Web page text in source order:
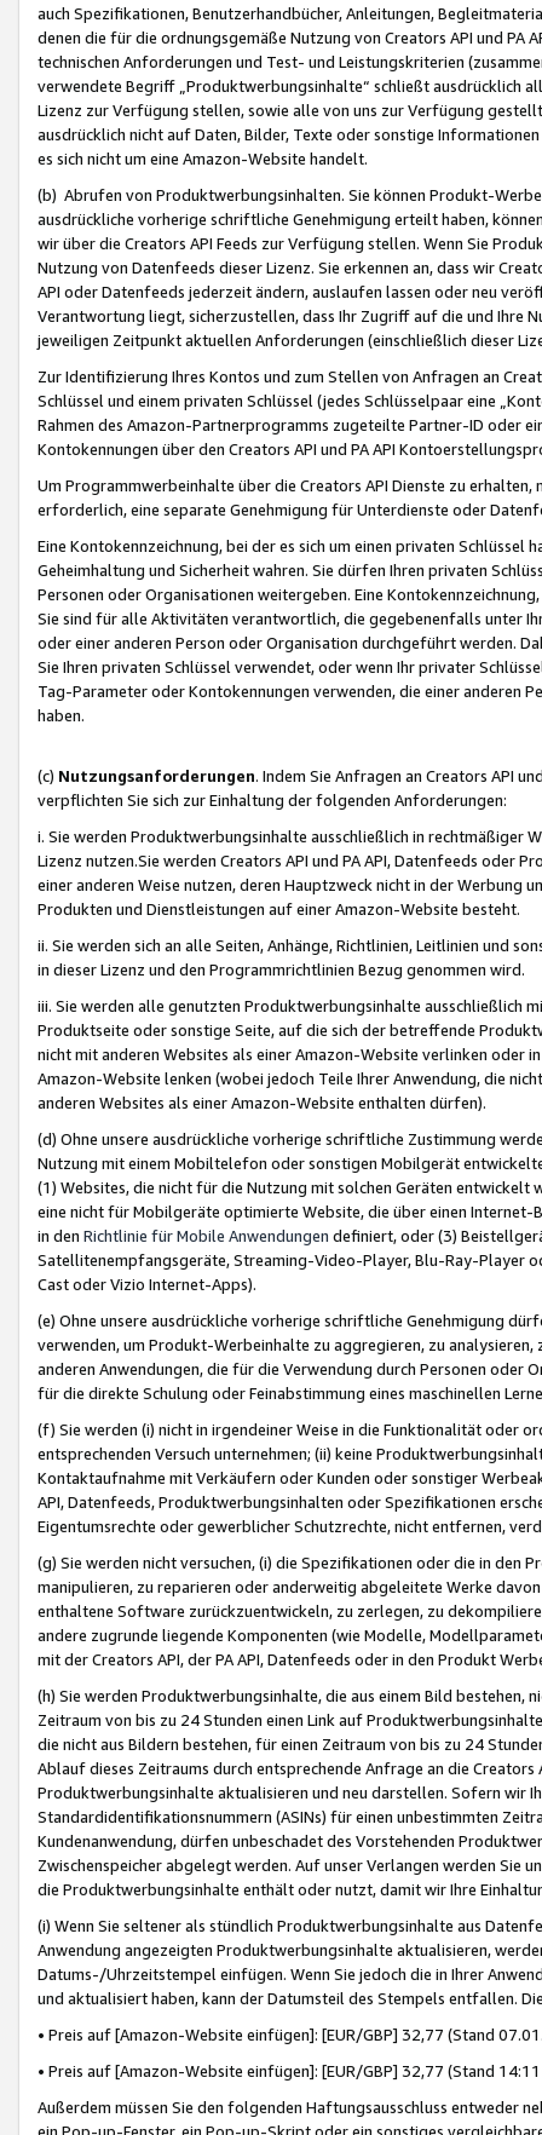
auch Spezifikationen, Benutzerhandbücher, Anleitungen,
denen die für die ordnungsgemäße Nutzung von Creators API und PA
technischen Anforderungen und Test- und Leistungskriterien
verwendete Begriff „Produktwerbungsinhalte“ schließt ausdrücklich
Lizenz zur Verfügung stellen, sowie alle von uns zur Verfügung
ausdrücklich nicht auf Daten, Bilder, Texte oder sonstige
es sich nicht um eine Amazon-Website handelt.
(b) Abrufen von Produktwerbungsinhalten. Sie können Produkt-
ausdrückliche vorherige schriftliche Genehmigung erteilt haben,
wir über die Creators API Feeds zur Verfügung stellen. Wenn Sie
Nutzung von Datenfeeds dieser Lizenz. Sie erkennen an, dass wir
API oder Datenfeeds jederzeit ändern, auslaufen lassen oder neu
Verantwortung liegt, sicherzustellen, dass Ihr Zugriff auf die und Ihre
jeweiligen Zeitpunkt aktuellen Anforderungen (einschließlich dieser
Zur Identifizierung Ihres Kontos und zum Stellen von Anfragen an
Schlüssel und einem privaten Schlüssel (jedes Schlüsselpaar eine
Rahmen des Amazon-Partnerprogramms zugeteilte Partner-ID oder
Kontokennungen über den Creators API und PA API
Um Programmwerbeinhalte über die Creators API Dienste zu
erforderlich, eine separate Genehmigung für Unterdienste oder
Eine Kontokennzeichnung, bei der es sich um einen privaten
Geheimhaltung und Sicherheit wahren. Sie dürfen Ihren privaten
Personen oder Organisationen weitergeben. Eine
Sie sind für alle Aktivitäten verantwortlich, die gegebenenfalls unter
oder einer anderen Person oder Organisation durchgeführt werden.
Sie Ihren privaten Schlüssel verwendet, oder wenn Ihr privater
Tag-Parameter oder Kontokennungen verwenden, die einer anderen
haben.
(c) Nutzungsanforderungen. Indem Sie Anfragen an Creators API
verpflichten Sie sich zur Einhaltung der folgenden Anforderungen:
i. Sie werden Produktwerbungsinhalte ausschließlich in rechtmäßiger
Lizenz nutzen.Sie werden Creators API und PA API, Datenfeeds oder
einer anderen Weise nutzen, deren Hauptzweck nicht in der Werbung
Produkten und Dienstleistungen auf einer Amazon-Website besteht.
ii. Sie werden sich an alle Seiten, Anhänge, Richtlinien, Leitlinien und
in dieser Lizenz und den Programmrichtlinien Bezug genommen wird.
iii. Sie werden alle genutzten Produktwerbungsinhalte ausschließlich
Produktseite oder sonstige Seite, auf die sich der betreffende
nicht mit anderen Websites als einer Amazon-Website verlinken oder
Amazon-Website lenken (wobei jedoch Teile Ihrer Anwendung, die
anderen Websites als einer Amazon-Website enthalten dürfen).
(d) Ohne unsere ausdrückliche vorherige schriftliche Zustimmung
Nutzung mit einem Mobiltelefon oder sonstigen Mobilgerät
(1) Websites, die nicht für die Nutzung mit solchen Geräten
eine nicht für Mobilgeräte optimierte Website, die über einen
in den Richtlinie für Mobile Anwendungen definiert, oder (3)
Satellitenempfangsgeräte, Streaming-Video-Player, Blu-Ray-Player
Cast oder Vizio Internet-Apps).
(e) Ohne unsere ausdrückliche vorherige schriftliche Genehmigung
verwenden, um Produkt-Werbeinhalte zu aggregieren, zu
anderen Anwendungen, die für die Verwendung durch Personen
für die direkte Schulung oder Feinabstimmung eines maschinellen
(f) Sie werden (i) nicht in irgendeiner Weise in die Funktionalität oder
entsprechenden Versuch unternehmen; (ii) keine
Kontaktaufnahme mit Verkäufern oder Kunden oder sonstiger
API, Datenfeeds, Produktwerbungsinhalten oder Spezifikationen
Eigentumsrechte oder gewerblicher Schutzrechte, nicht entfernen,
(g) Sie werden nicht versuchen, (i) die Spezifikationen oder die in
manipulieren, zu reparieren oder anderweitig abgeleitete Werke
enthaltene Software zurückzuentwickeln, zu zerlegen, zu
andere zugrunde liegende Komponenten (wie Modelle,
mit der Creators API, der PA API, Datenfeeds oder in den Produkt
(h) Sie werden Produktwerbungsinhalte, die aus einem Bild bestehen,
Zeitraum von bis zu 24 Stunden einen Link auf
die nicht aus Bildern bestehen, für einen Zeitraum von bis zu 24
Ablauf dieses Zeitraums durch entsprechende Anfrage an die
Produktwerbungsinhalte aktualisieren und neu darstellen. Sofern wir
Standardidentifikationsnummern (ASINs) für einen unbestimmten
Kundenanwendung, dürfen unbeschadet des Vorstehenden
Zwischenspeicher abgelegt werden. Auf unser Verlangen werden Sie
die Produktwerbungsinhalte enthält oder nutzt, damit wir Ihre
(i) Wenn Sie seltener als stündlich Produktwerbungsinhalte aus
Anwendung angezeigten Produktwerbungsinhalte aktualisieren,
Datums-/Uhrzeitstempel einfügen. Wenn Sie jedoch die in Ihrer
und aktualisiert haben, kann der Datumsteil des Stempels entfallen.
• Preis auf [Amazon-Website einfügen]: [EUR/GBP] 32,77 (Stand
• Preis auf [Amazon-Website einfügen]: [EUR/GBP] 32,77 (Stand
Außerdem müssen Sie den folgenden Haftungsausschluss entweder
ein Pop-up-Fenster, ein Pop-up-Skript oder ein sonstiges